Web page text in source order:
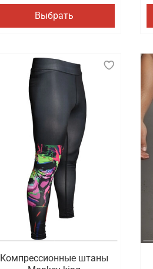
Выбрать
Компрессионные штаны